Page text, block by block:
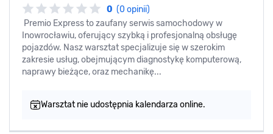
0 (0 opinii)
Premio Express to zaufany serwis samochodowy w
Inowrocławiu, oferujący szybką i profesjonalną obsługę
pojazdów. Nasz warsztat specjalizuje się w szerokim
zakresie usług, obejmującym diagnostykę komputerową,
naprawy bieżące, oraz mechanikę...
Warsztat nie udostępnia kalendarza online.